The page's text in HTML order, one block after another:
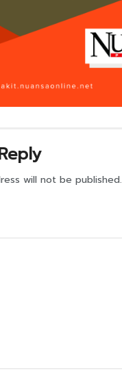
will not be published.